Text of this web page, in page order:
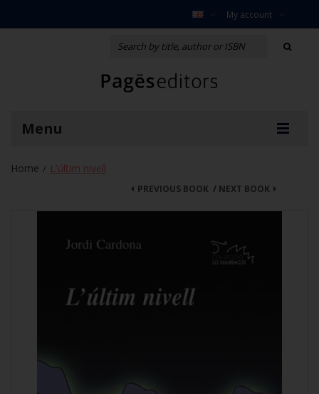
My account
Menu
Home / L'últim nivell
NEXT BOOK
PREVIOUS BOOK /